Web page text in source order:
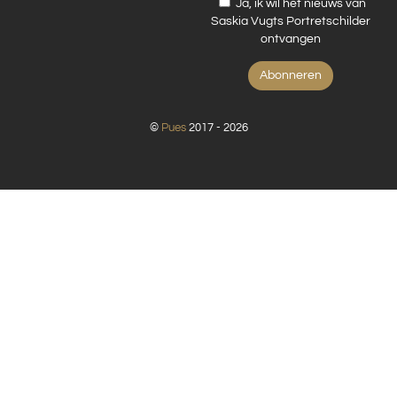
Ja, ik wil het nieuws van
Saskia Vugts Portretschilder
ontvangen
© Pues2017 - 2026